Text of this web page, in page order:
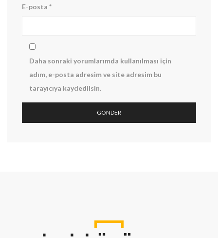
E-posta *
Daha sonraki yorumlarımda kullanılması için
adım, e-posta adresim ve site adresim bu
tarayıcıya kaydedilsin.